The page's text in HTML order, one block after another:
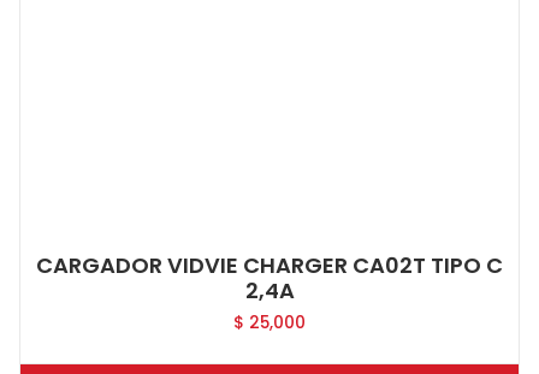
CARGADOR VIDVIE CHARGER CA02T TIPO C
2,4A
$ 25,000